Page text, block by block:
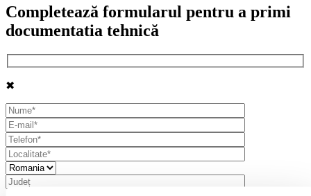
Completează formularul pentru a primi
documentatia tehnică
✖